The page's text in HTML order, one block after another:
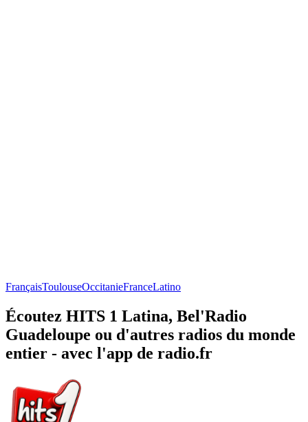
FrançaisToulouseOccitanieFranceLatino
Écoutez HITS 1 Latina, Bel'Radio
Guadeloupe ou d'autres radios du monde
entier - avec l'app de radio.fr